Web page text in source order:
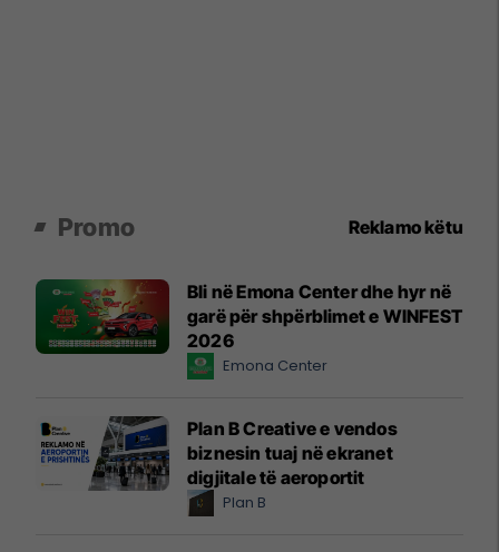
Promo Reklamo këtu
Bli në Emona Center dhe hyr në
garë për shpërblimet e WINFEST
2026
Emona Center
Plan B Creative e vendos
biznesin tuaj në ekranet
digjitale të aeroportit
Plan B